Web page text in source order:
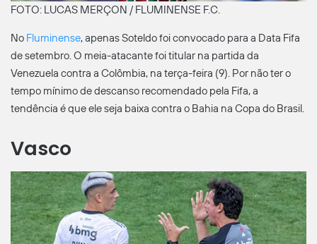
FOTO: LUCAS MERÇON / FLUMINENSE F.C.
No Fluminense, apenas Soteldo foi convocado para a Data Fifa
de setembro. O meia-atacante foi titular na partida da
Venezuela contra a Colômbia, na terça-feira (9). Por não ter o
tempo mínimo de descanso recomendado pela Fifa, a
tendência é que ele seja baixa contra o Bahia na Copa do Brasil.
Vasco